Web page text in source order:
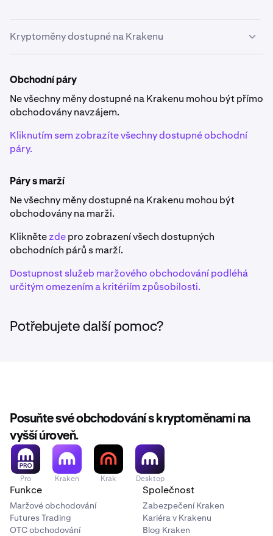
Kryptoměny dostupné na Krakenu
Některé měny uvedené níže nejsou dostupné v
konkrétních zemích.
0x
ZRX
Ethereum (ERC-20)
1inch
1INCH
Aave
AAVE
Ethereum (ERC-20)
Aavegotchi
Obchodní páry
Ne všechny měny dostupné na Krakenu mohou být přímo
obchodovány navzájem.
Kliknutím sem zobrazíte všechny dostupné obchodní
páry.
Páry s marží
Ne všechny měny dostupné na Krakenu mohou být
obchodovány na marži.
Kliknětezdepro zobrazení všech dostupných
obchodních párů s marží.
Dostupnost služeb maržového obchodování podléhá
určitým omezením a kritériím způsobilosti.
Potřebujete další pomoc?
Posuňte své obchodování s kryptoměnami na
vyšší úroveň.
Pro Kraken Krak Desktop
Funkce
Maržové obchodování
Futures Trading
OTC obchodování
Společnost
Zabezpečení Kraken
Kariéra v Krakenu
Blog Kraken